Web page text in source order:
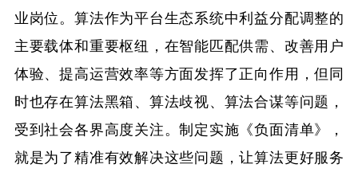
业岗位。算法作为平台生态系统中利益分配调整的
主要载体和重要枢纽，在智能匹配供需、改善用户
体验、提高运营效率等方面发挥了正向作用，但同
时也存在算法黑箱、算法歧视、算法合谋等问题，
受到社会各界高度关注。制定实施《负面清单》，
就是为了精准有效解决这些问题，让算法更好服务